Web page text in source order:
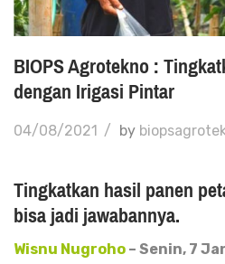
BIOPS Agrotekno :
dengan Irigasi Pintar
04/08/2021 / by
Tingkatkan hasil panen
bisa jadi jawabannya.
Wisnu Nugroho – Senin, 7